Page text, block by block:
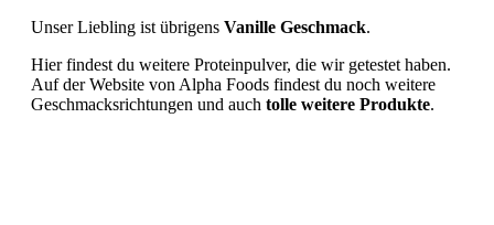
Unser Liebling ist übrigens Vanille Geschmack.
Hier findest du weitere Proteinpulver, die wir getestet haben.
Auf der Website von Alpha Foods findest du noch weitere
Geschmacksrichtungen und auch tolle weitere Produkte.